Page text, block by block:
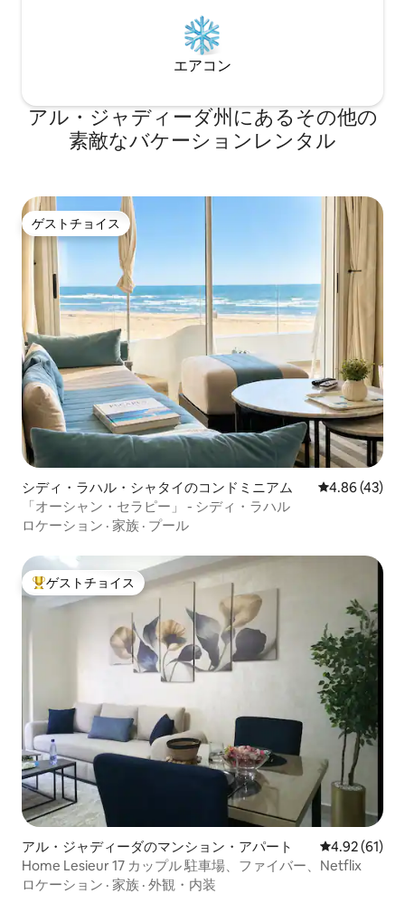
エアコン
アル・ジャディーダ州にあるその他の
素敵なバケーションレンタル
ゲストチョイス
ゲストチョイス
シディ・ラハル・シャタイのコンドミニアム レビュー43
4.86 (43)
「オーシャン・セラピー」 - シディ・ラハル
ロケーション · 家族 · プール
大好評のゲストチョイスです。
ゲストチョイス
アル・ジャディーダのマンション・アパート レビュー61
4.92 (61)
Home Lesieur 17 カップル 駐車場、ファイバー、Netflix
ロケーション · 家族 · 外観・内装